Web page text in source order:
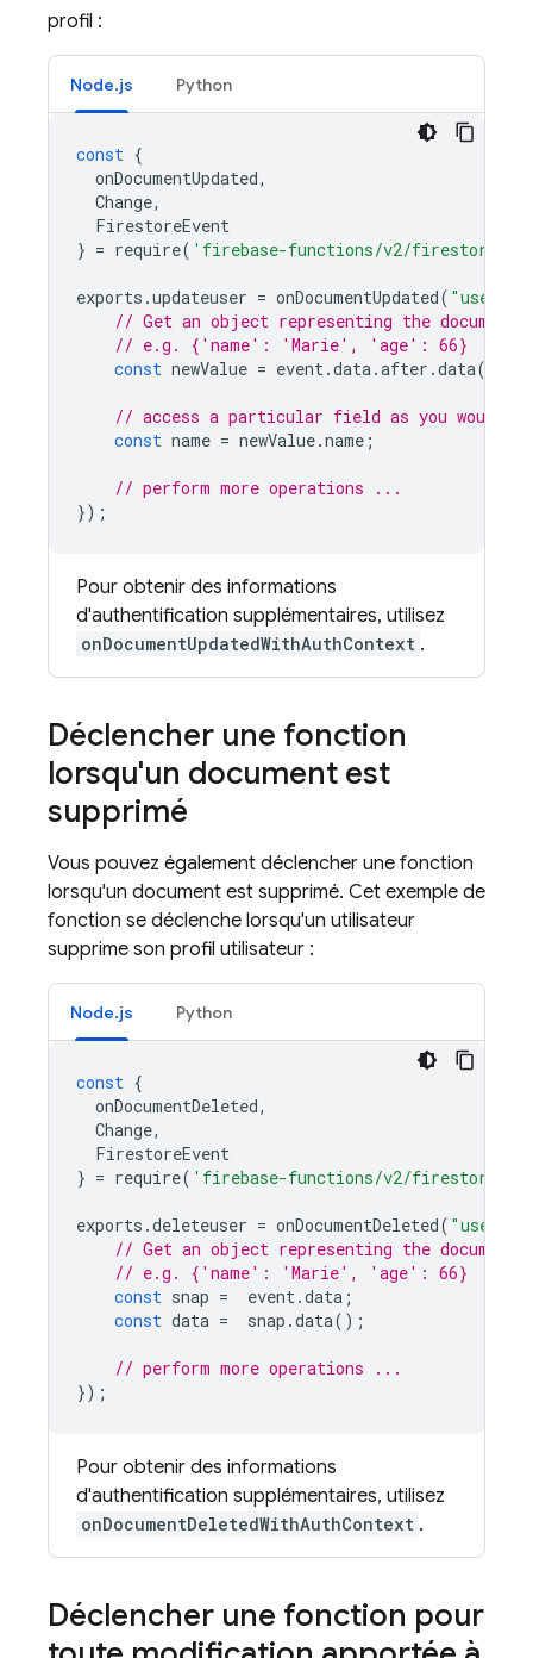
profil :
Node.js Python
const {
onDocumentUpdated,
Change,
FirestoreEvent
} = require( 'firebase-functions/v2/firestore'
exports .updateuser = onDocumentUpdated( "users/
// Get an object representing the document
// e.g. {'name': 'Marie', 'age': 66}
const newValue = event.data.after .data();
// access a particular field as you would
const name = newValue.name ;
// perform more operations ...
});
Pour obtenir des informations
d'authentification supplémentaires, utilisez
onDocumentUpdatedWithAuthContext .
Déclencher une fonction
lorsqu'un document est
supprimé
Vous pouvez également déclencher une fonction
lorsqu'un document est supprimé. Cet exemple de
fonction se déclenche lorsqu'un utilisateur
supprime son profil utilisateur :
Node.js Python
const {
onDocumentDeleted,
Change,
FirestoreEvent
} = require( 'firebase-functions/v2/firestore'
exports .deleteuser = onDocumentDeleted( "users/
// Get an object representing the document
// e.g. {'name': 'Marie', 'age': 66}
const snap = event.data ;
const data = snap .data();
// perform more operations ...
});
Pour obtenir des informations
d'authentification supplémentaires, utilisez
onDocumentDeletedWithAuthContext .
Déclencher une fonction pour